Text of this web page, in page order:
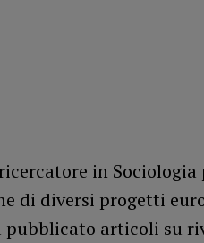
in
di diversi progetti
pubblicato articoli su